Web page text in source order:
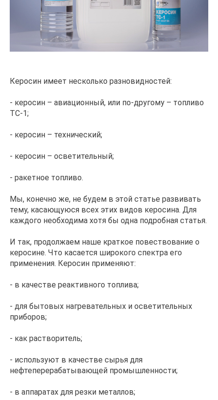
Керосин имеет несколько разновидностей:
- керосин – авиационный, или по-другому – топливо
ТС-1;
- керосин – технический;
- керосин – осветительный;
- ракетное топливо.
Мы, конечно же, не будем в этой статье развивать
тему, касающуюся всех этих видов керосина. Для
каждого необходима хотя бы одна подробная статья.
И так, продолжаем наше краткое повествование о
керосине. Что касается широкого спектра его
применения. Керосин применяют:
- в качестве реактивного топлива;
- для бытовых нагревательных и осветительных
приборов;
- как растворитель;
- используют в качестве сырья для
нефтеперерабатывающей промышленности;
- в аппаратах для резки металлов;